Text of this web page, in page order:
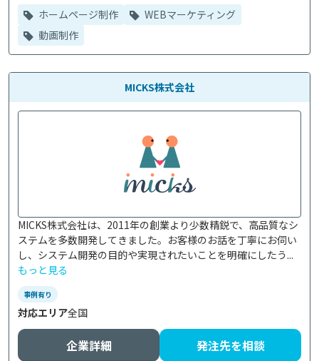
ホームページ制作
WEBマーケティング
動画制作
MICKS株式会社
MICKS株式会社は、2011年の創業より少数精鋭で、高品質なシ
ステムを多数開発してきました。お客様のお話を丁寧にお伺い
し、システム開発の目的や実現されたいことを明確にしたう...
もっと見る
事例有り
対応エリア全国
企業詳細 発注先を相談